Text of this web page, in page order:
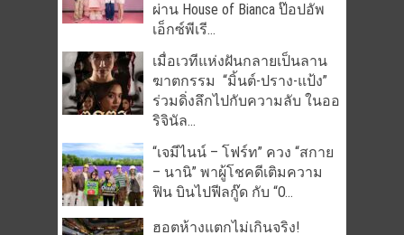
ผ่าน House of Bianca ป๊อปอัพ
เอ็กซ์พีเรี...
เมื่อเวทีแห่งฝันกลายเป็นลาน
ฆาตกรรม “มิ้นต์-ปราง-แป้ง”
ร่วมดิ่งลึกไปกับความลับ ในออ
ริจินัล...
“เจมีไนน์ – โฟร์ท” ควง “สกาย
– นานิ” พาผู้โชคดีเติมความ
ฟิน บินไปฟีลกู๊ด กับ “O...
ฮอตห้างแตกไม่เกินจริง!